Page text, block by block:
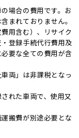
ルーフレール
オートライト
ワンオーナー
禁煙車
場合の費用です。お
まれておりません。
用含む）、リサイク
登録手続代行費用及
要な全ての費用が含
両」は非課税となっ
れた車両で、使用又
搬費が別途必要とな